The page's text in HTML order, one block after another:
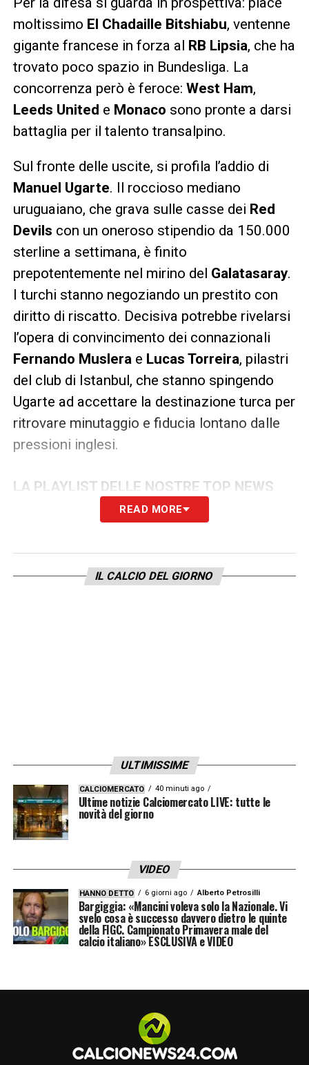
moltissimo El Chadaille Bitshiabu, ventenne
gigante francese in forza al RB Lipsia, che ha
trovato poco spazio in Bundesliga. La
concorrenza però è feroce: West Ham,
Leeds United e Monaco sono pronte a darsi
battaglia per il talento transalpino.
Sul fronte delle uscite, si profila l’addio di
Manuel Ugarte. Il roccioso mediano
uruguaiano, che grava sulle casse dei Red
Devils con un oneroso stipendio da 150.000
sterline a settimana, è finito
prepotentemente nel mirino del Galatasaray.
I turchi stanno negoziando un prestito con
diritto di riscatto. Decisiva potrebbe rivelarsi
l’opera di convincimento dei connazionali
Fernando Muslera e Lucas Torreira, pilastri
del club di Istanbul, che stanno spingendo
Ugarte ad accettare la destinazione turca per
ritrovare minutaggio e fiducia lontano dalle
pressioni inglesi.
LA PLAYLIST DELLE NOSTRE TOP NEWS
READ MORE
IL CALCIO DEL GIORNO
ULTIMISSIME
CALCIOMERCATO 40 minuti ago
Ultime notizie Calciomercato LIVE: tutte le
novità del giorno
VIDEO
HANNO DETTO 6 giorni ago Alberto Petrosilli
Bargiggia: «Mancini voleva solo la Nazionale. Vi
svelo cosa è successo davvero dietro le quinte
della FIGC. Campionato Primavera male del
calcio italiano» ESCLUSIVA e VIDEO